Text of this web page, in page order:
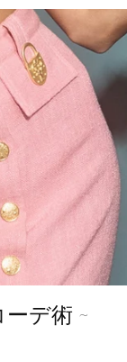
デ術 ~